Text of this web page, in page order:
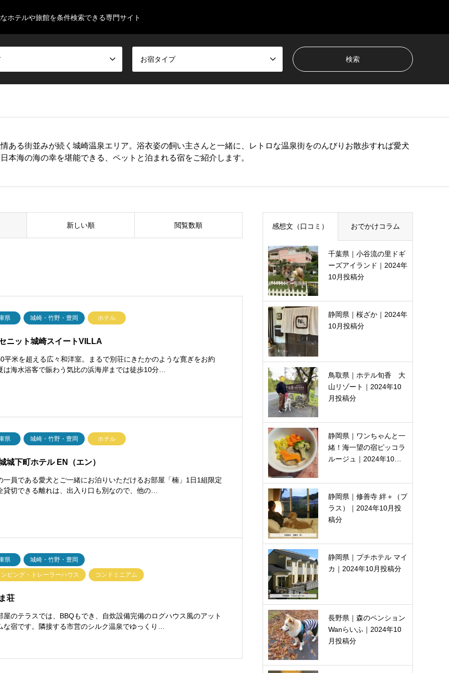
ホテルや旅館を条件検索できる専門サイト
お宿タイプ
ある街並みが続く城崎温泉エリア。浴衣姿の飼い主さんと一緒に、レトロな温泉街をのんびりお散歩すれば愛犬
本海の海の幸を堪能できる、ペットと泊まれる宿をご紹介します。
新しい順 閲覧数順
県 城崎・竹野・豊岡 ホテル
ニット城崎スイートVILLA
平米を超える広々和洋室。まるで別荘にきたかのような寛ぎをお約
は海水浴客で賑わう気比の浜海岸までは徒歩10分…
県 城崎・竹野・豊岡 ホテル
城下町ホテル EN（エン）
一員である愛犬とご一緒にお泊りいただけるお部屋「楠」1日1組限定
貸切できる離れは、出入り口も別なので、他の…
県 城崎・竹野・豊岡
ンピング・トレーラーハウス コンドミニアム
荘
屋のテラスでは、BBQもでき、自炊設備完備のログハウス風のアット
な宿です。隣接する市営のシルク温泉でゆっくり…
感想文（口コミ） おでかけコラム
千葉県｜小谷流の里ドギ
ーズアイランド｜2024年
10月投稿分
静岡県｜桜ざか｜2024年
10月投稿分
鳥取県｜ホテル旬香 大
山リゾート｜2024年10
月投稿分
静岡県｜ワンちゃんと一
緒！海一望の宿ピッコラ
ルージュ｜2024年10…
静岡県｜修善寺 絆＋（プ
ラス）｜2024年10月投
稿分
静岡県｜プチホテル マイ
カ｜2024年10月投稿分
長野県｜森のペンション
Wanらいふ｜2024年10
月投稿分